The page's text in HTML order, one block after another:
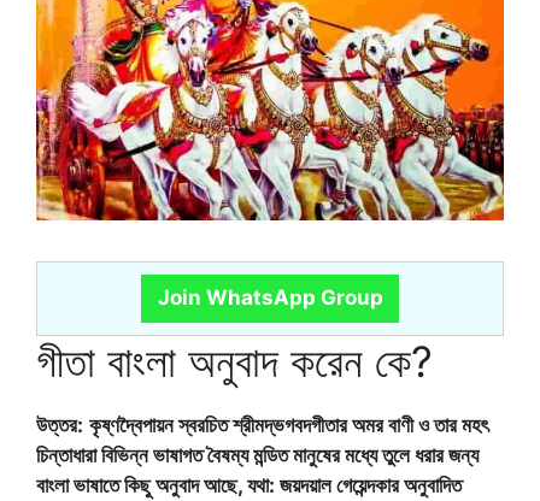
Join WhatsApp Group
গীতা বাংলা অনুবাদ করেন কে?
উত্তর: কৃষ্ণদ্বৈপায়ন স্বরচিত শ্রীমদ্ভগবদগীতার অমর বাণী ও তার মহৎ
চিন্তাধারা বিভিন্ন ভাষাগত বৈষম্য মন্ডিত মানুষের মধ্যে তুলে ধরার জন্য
বাংলা ভাষাতে কিছু অনুবাদ আছে, যথা: জয়দয়াল গেয়েন্দকার অনুবাদিত